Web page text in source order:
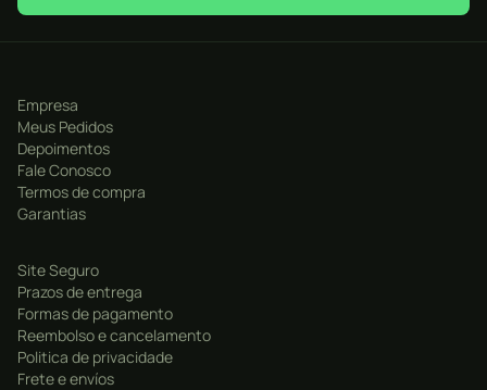
Empresa
Meus Pedidos
Depoimentos
Fale Conosco
Termos de compra
Garantias
Site Seguro
Prazos de entrega
Formas de pagamento
Reembolso e cancelamento
Politica de privacidade
Frete e envíos